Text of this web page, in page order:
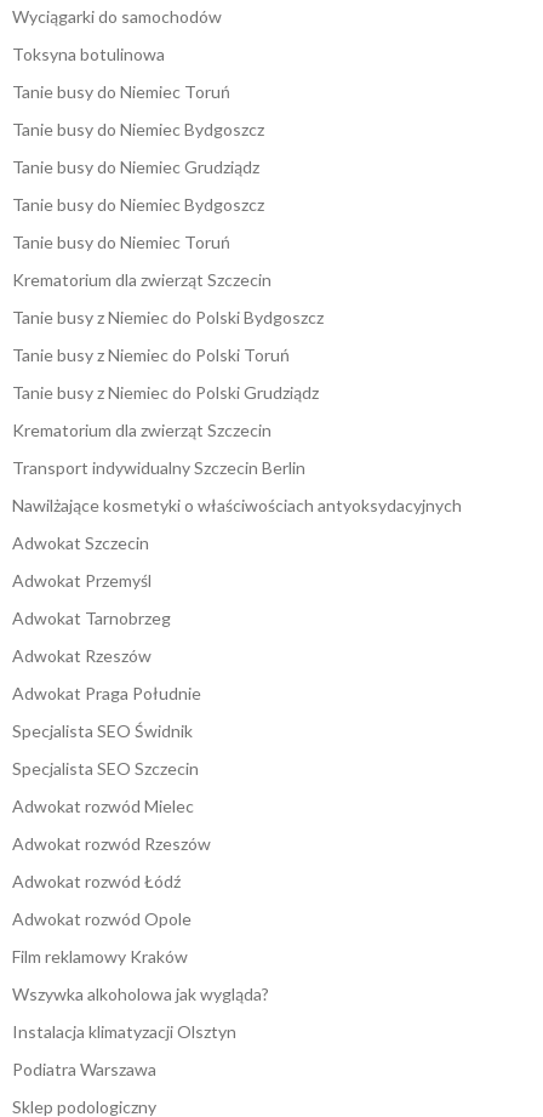
Wyciągarki do samochodów
Toksyna botulinowa
Tanie busy do Niemiec Toruń
Tanie busy do Niemiec Bydgoszcz
Tanie busy do Niemiec Grudziądz
Tanie busy do Niemiec Bydgoszcz
Tanie busy do Niemiec Toruń
Krematorium dla zwierząt Szczecin
Tanie busy z Niemiec do Polski Bydgoszcz
Tanie busy z Niemiec do Polski Toruń
Tanie busy z Niemiec do Polski Grudziądz
Krematorium dla zwierząt Szczecin
Transport indywidualny Szczecin Berlin
Nawilżające kosmetyki o właściwościach antyoksydacyjnych
Adwokat Szczecin
Adwokat Przemyśl
Adwokat Tarnobrzeg
Adwokat Rzeszów
Adwokat Praga Południe
Specjalista SEO Świdnik
Specjalista SEO Szczecin
Adwokat rozwód Mielec
Adwokat rozwód Rzeszów
Adwokat rozwód Łódź
Adwokat rozwód Opole
Film reklamowy Kraków
Wszywka alkoholowa jak wygląda?
Instalacja klimatyzacji Olsztyn
Podiatra Warszawa
Sklep podologiczny